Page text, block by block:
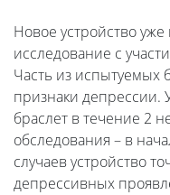
Новое устройство
исследование с
Часть из испытуемых
признаки депрессии.
браслет в течение 2
обследования – в
случаев устройство
депрессивных